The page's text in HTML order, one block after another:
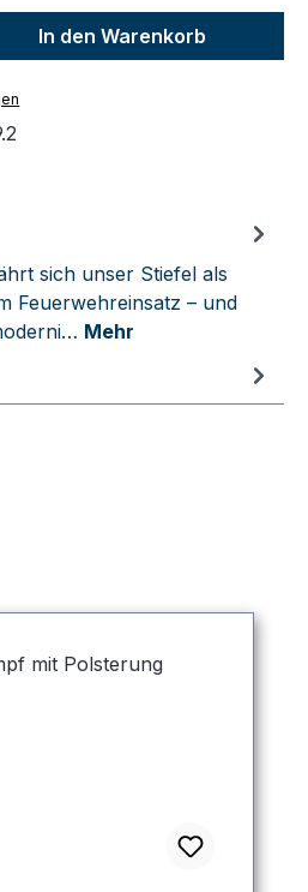
Gib den
In den Warenkorb
sich unser Stiefel als
Feuerwehreinsatz – und
Mehr